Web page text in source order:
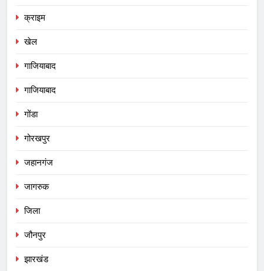
क्राइम
खेल
गाजियाबाद
गाजियाबाद
गोंडा
गोरखपुर
जहानगंज
जागरुक
जिला
जौनपुर
झारखंड